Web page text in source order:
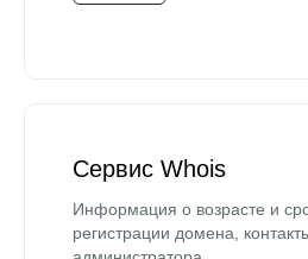
Сервис Whois
Информация о возрасте и
регистрации домена,